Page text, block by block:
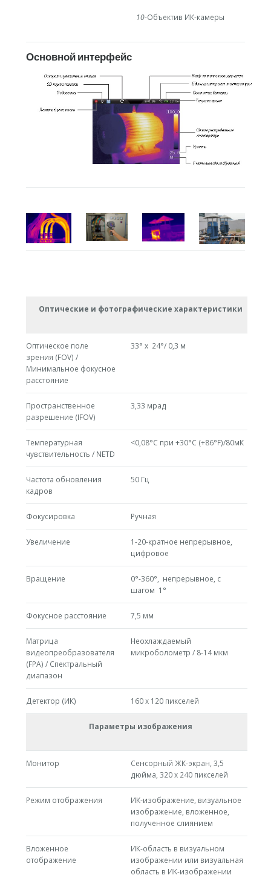
10-Объектив ИК-камеры
Основной интерфейс
Оптические и фотографические характеристики
Оптическое поле
зрения (FOV) /
Минимальное фокусное
расстояние
33° x 24°/ 0,3 м
Пространственное
разрешение (IFOV)
3,33 мрад
Температурная
чувствительность / NETD
<0,08°C при +30°C (+86°F)/80мК
Частота обновления
кадров
50 Гц
Фокусировка Ручная
Увеличение
1-20-кратное непрерывное,
цифровое
Вращение
0°-360°, непрерывное, с
шагом 1°
Фокусное расстояние 7,5 мм
Матрица
видеопреобразователя
(FPA) / Спектральный
диапазон
Неохлаждаемый
микроболометр / 8-14 мкм
Детектор (ИК) 160 x 120 пикселей
Параметры изображения
Монитор
Сенсорный ЖК-экран, 3,5
дюйма, 320 x 240 пикселей
Режим отображения
ИК-изображение, визуальное
изображение, вложенное,
полученное слиянием
Вложенное
отображение
ИК-область в визуальном
изображении или визуальная
область в ИК-изображении